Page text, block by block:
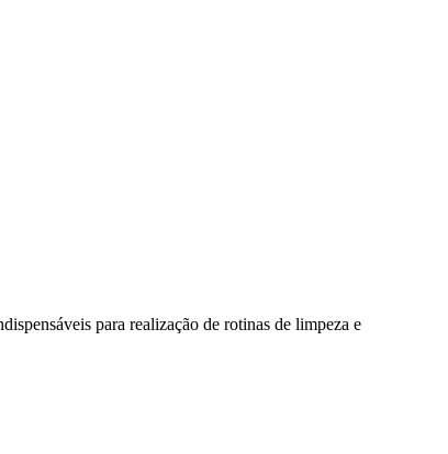
para realização de rotinas de limpeza e